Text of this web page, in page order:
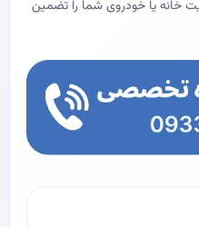
خانه یا خودروی شما را تضمین